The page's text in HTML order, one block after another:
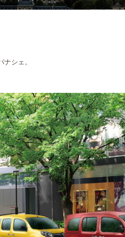
シェ。